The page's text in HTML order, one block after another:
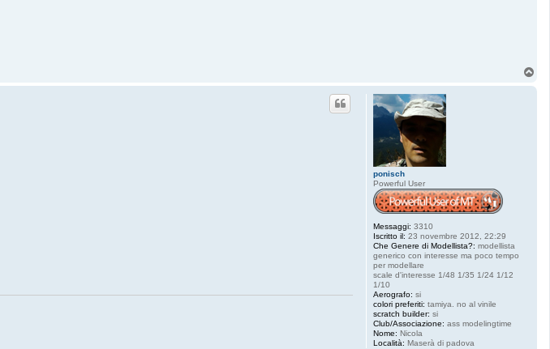
ponisch
Powerful User
Messaggi: 3310
Iscritto il: 23 novembre 2012, 22:29
Che Genere di Modellista?: modellista
generico con interesse ma poco tempo
per modellare
scale d'interesse 1/48 1/35 1/24 1/12
1/10
Aerografo: si
colori preferiti: tamiya. no al vinile
scratch builder: si
Club/Associazione: ass modelingtime
Nome: Nicola
Località: Maserà di padova